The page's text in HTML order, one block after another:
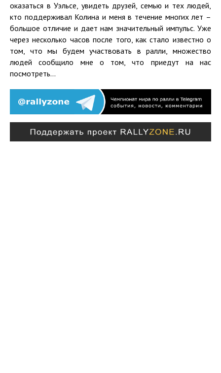
оказаться в Уэльсе, увидеть друзей, семью и тех людей,
кто поддерживал Колина и меня в течение многих лет –
большое отличие и дает нам значительный импульс. Уже
через несколько часов после того, как стало известно о
том, что мы будем участвовать в ралли, множество
людей сообщило мне о том, что приедут на нас
посмотреть...